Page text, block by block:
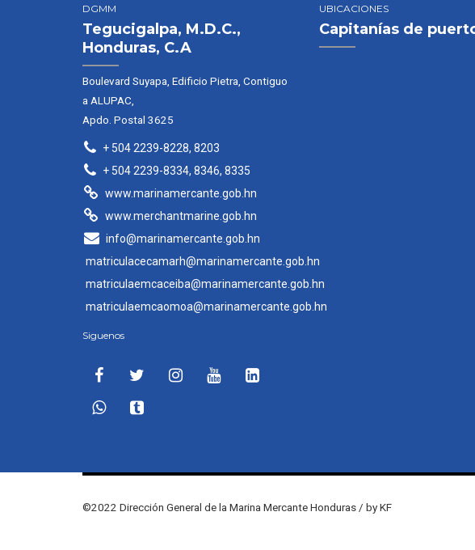
DGMM
Tegucigalpa, M.D.C.,
Honduras, C.A
Boulevard Suyapa, Edificio Pietra, Contiguo
a ALUPAC,
Apdo. Postal 3625
+ 504 2239-8228, 8203
+ 504 2239-8334, 8346, 8335
www.marinamercante.gob.hn
www.merchantmarine.gob.hn
info@marinamercante.gob.hn
matriculacecamarh@marinamercante.gob.hn
matriculaemcaceiba@marinamercante.gob.hn
matriculaemcaomoa@marinamercante.gob.hn
Siguenos
UBICACIONES
Capitanías de
©2022 Dirección General de la Marina Mercante Honduras / by KF